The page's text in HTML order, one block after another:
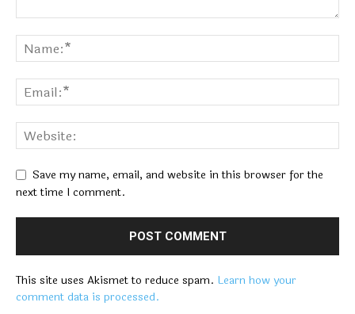
Save my name, email, and website in this browser for the
next time I comment.
This site uses Akismet to reduce spam. Learn how your
comment data is processed.